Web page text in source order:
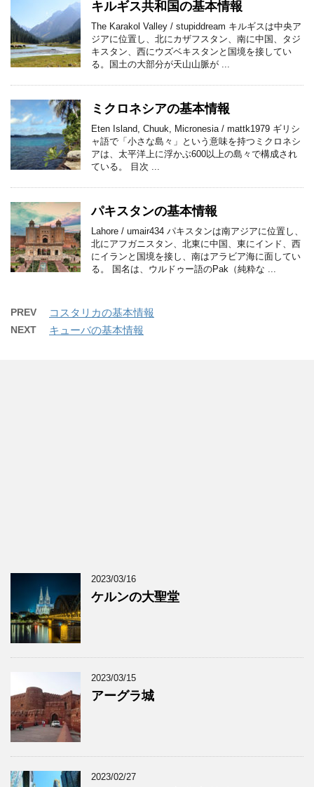
キルギス共和国の基本情報
The Karakol Valley / stupiddream キルギスは中央ア
ジアに位置し、北にカザフスタン、南に中国、タジ
キスタン、西にウズベキスタンと国境を接してい
る。国土の大部分が天山山脈が ...
ミクロネシアの基本情報
Eten Island, Chuuk, Micronesia / mattk1979 ギリシ
ャ語で「小さな島々」という意味を持つミクロネシ
アは、太平洋上に浮かぶ600以上の島々で構成され
ている。 目次 ...
パキスタンの基本情報
Lahore / umair434 パキスタンは南アジアに位置し、
北にアフガニスタン、北東に中国、東にインド、西
にイランと国境を接し、南はアラビア海に面してい
る。 国名は、ウルドゥー語のPak（純粋な ...
PREV コスタリカの基本情報
NEXT キューバの基本情報
2023/03/16
ケルンの大聖堂
2023/03/15
アーグラ城
2023/02/27